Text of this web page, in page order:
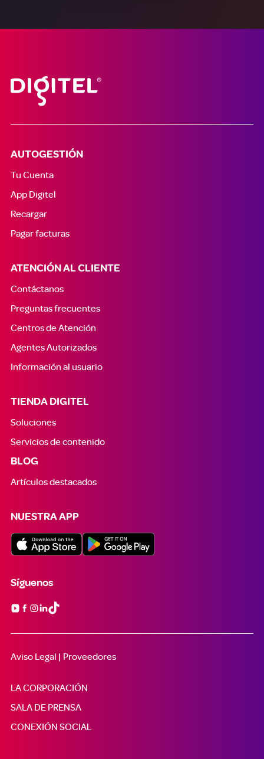
AUTOGESTIÓN
Tu Cuenta
App Digitel
Recargar
Pagar facturas
ATENCIÓN AL CLIENTE
Contáctanos
Preguntas frecuentes
Centros de Atención
Agentes Autorizados
Información al usuario
TIENDA DIGITEL
Soluciones
Servicios de contenido
BLOG
Artículos destacados
NUESTRA APP
Síguenos

Aviso Legal | Proveedores
LA CORPORACIÓN
SALA DE PRENSA
CONEXIÓN SOCIAL